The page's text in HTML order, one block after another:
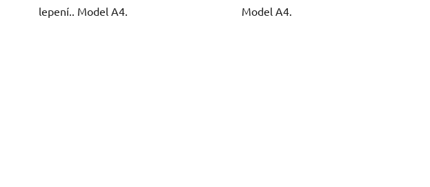
lepení.. Model A4.
Model A4.